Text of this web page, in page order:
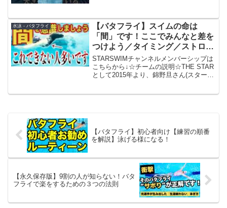
水泳 - バタフライ
【バタフライ】スイムの命は
「間」です！ここでみんなと差を
つけよう／タイミング／ストロー
ク／第一キック／第二キック
#224
STARSWIMチャンネルメンバーシップは
こちらから↓☆チームの説明☆THE STAR
として2015年より、錦野旦さん(スター)
【バタフライ】初心者向け【練習の順番
を解説】泳げる様になる！
【永久保存版】9割の人が知らない！バタ
フライで楽をするための３つの法則